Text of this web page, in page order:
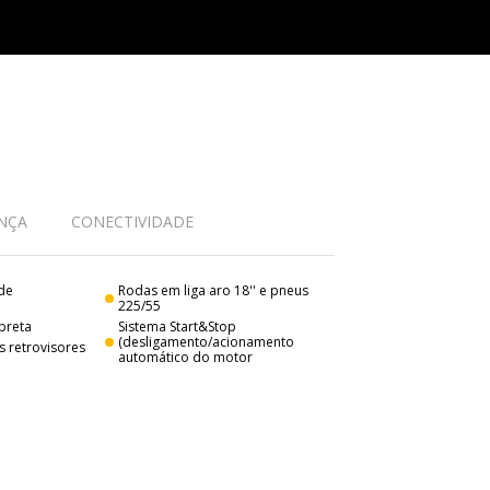
CONECTIVIDADE
retrovisores
Rodas em liga aro 18'' e pneus
225/55
Sistema Start&Stop
(desligamento/acionamento
automático do motor